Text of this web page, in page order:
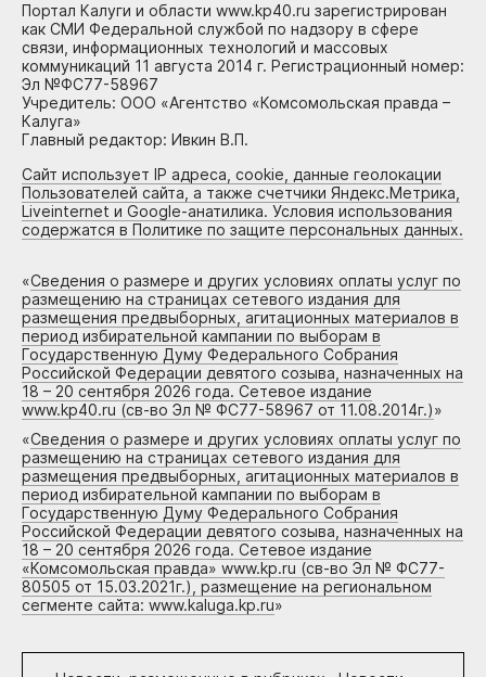
Портал Калуги и области www.kp40.ru зарегистрирован
как СМИ Федеральной службой по надзору в сфере
связи, информационных технологий и массовых
коммуникаций 11 августа 2014 г. Регистрационный номер:
Эл №ФС77-58967
Учредитель: ООО «Агентство «Комсомольская правда –
Калуга»
Главный редактор: Ивкин В.П.
Сайт использует IP адреса, cookie, данные геолокации
Пользователей сайта, а также счетчики Яндекс.Метрика,
Liveinternet и Google-анатилика. Условия использования
содержатся в Политике по защите персональных данных.
«Сведения о размере и других условиях оплаты услуг по
размещению на страницах сетевого издания для
размещения предвыборных, агитационных материалов в
период избирательной кампании по выборам в
Государственную Думу Федерального Собрания
Российской Федерации девятого созыва, назначенных на
18 – 20 сентября 2026 года. Сетевое издание
www.kp40.ru (св-во Эл № ФС77-58967 от 11.08.2014г.)»
«Сведения о размере и других условиях оплаты услуг по
размещению на страницах сетевого издания для
размещения предвыборных, агитационных материалов в
период избирательной кампании по выборам в
Государственную Думу Федерального Собрания
Российской Федерации девятого созыва, назначенных на
18 – 20 сентября 2026 года. Сетевое издание
«Комсомольская правда» www.kp.ru (св-во Эл № ФС77-
80505 от 15.03.2021г.), размещение на региональном
сегменте сайта: www.kaluga.kp.ru»